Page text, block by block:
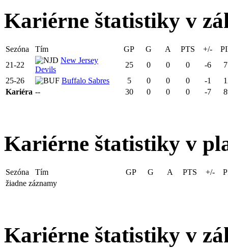
Kariérne štatistiky v
Sezóna Tím GP G A PTS +/-
21-22
New Jersey
Devils
25 0 0 0 -6
25-26
Buffalo Sabres 5 0 0 0 -1
Kariéra -- 30 0 0 0 -7
Kariérne štatistiky v
Sezóna Tím GP G A PTS +/-
žiadne záznamy
Kariérne štatistiky v